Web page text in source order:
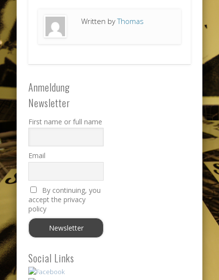
Written byThomas
Anmeldung
Newsletter
First name or full name
Email
By continuing, you
accept the privacy
policy
Social Links